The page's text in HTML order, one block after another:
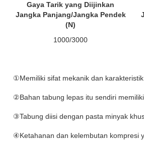
Gaya Tarik yang Diijinkan
Jangka Panjang/Jangka Pendek
(N)
1000/3000
①Memiliki sifat mekanik dan
②Bahan tabung lepas itu sendiri
③Tabung diisi dengan pasta minyak
④Ketahanan dan kelembutan kompresi